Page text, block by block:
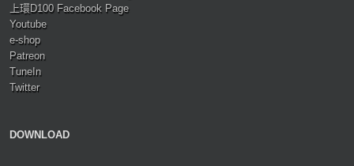
上環D100 Facebook Page
Youtube
e-shop
Patreon
TuneIn
Twitter
DOWNLOAD